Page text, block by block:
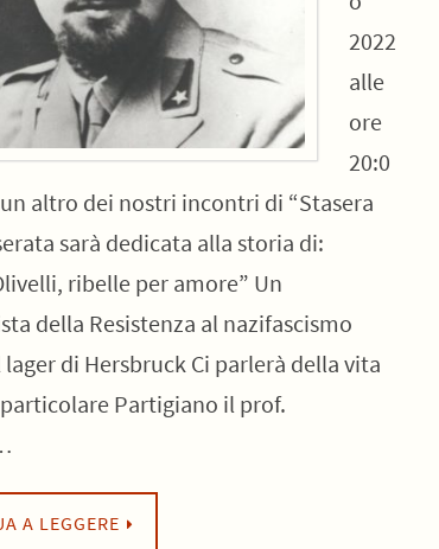
2022
alle
ore
20:0
altro dei nostri incontri di “Stasera
sarà dedicata alla storia di:
ribelle per amore” Un
della Resistenza al nazifascismo
di Hersbruck Ci parlerà della vita
Partigiano il prof.
A LEGGERE